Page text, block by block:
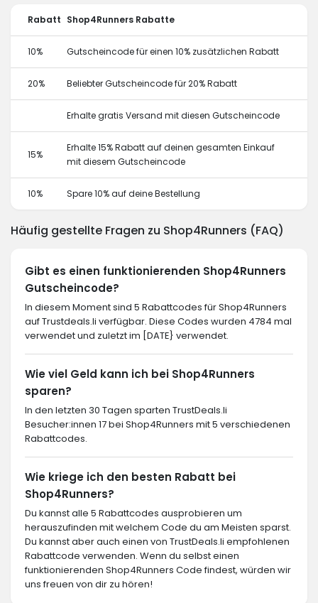
Rabatt Shop4Runners Rabatte
10% Gutscheincode für einen 10% zusätzlichen Rabatt
20% Beliebter Gutscheincode für 20% Rabatt
Erhalte gratis Versand mit diesen Gutscheincode
15%
Erhalte 15% Rabatt auf deinen gesamten Einkauf
mit diesem Gutscheincode
10% Spare 10% auf deine Bestellung
Häufig gestellte Fragen zu Shop4Runners (FAQ)
Gibt es einen funktionierenden Shop4Runners
Gutscheincode?
In diesem Moment sind 5 Rabattcodes für Shop4Runners
auf Trustdeals.li verfügbar. Diese Codes wurden 4784 mal
verwendet und zuletzt im [DATE} verwendet.
Wie viel Geld kann ich bei Shop4Runners
sparen?
In den letzten 30 Tagen sparten TrustDeals.li
Besucher:innen 17 bei Shop4Runners mit 5 verschiedenen
Rabattcodes.
Wie kriege ich den besten Rabatt bei
Shop4Runners?
Du kannst alle 5 Rabattcodes ausprobieren um
herauszufinden mit welchem Code du am Meisten sparst.
Du kannst aber auch einen von TrustDeals.li empfohlenen
Rabattcode verwenden. Wenn du selbst einen
funktionierenden Shop4Runners Code findest, würden wir
uns freuen von dir zu hören!